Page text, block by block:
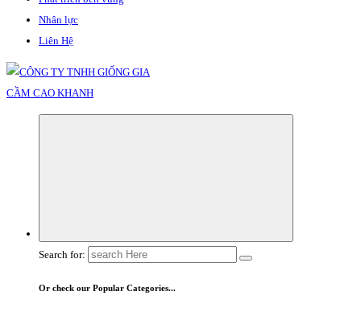
Nhân lực
Liên Hệ
Search for:
Or check our Popular Categories...